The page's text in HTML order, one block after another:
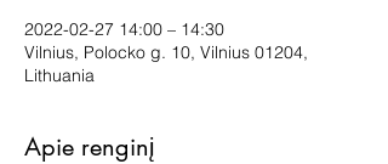
2022-02-27 14:00 – 14:30
Vilnius, Polocko g. 10, Vilnius 01204,
Lithuania
Apie renginį